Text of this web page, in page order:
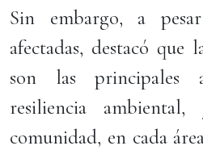
Sin embargo, a
afectadas, destacó que
son las principales
resiliencia
comunidad, en cada